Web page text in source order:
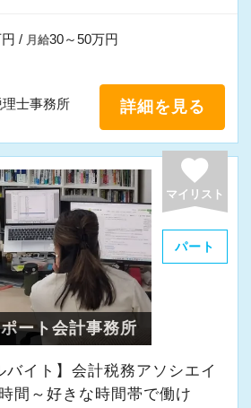
/ 月給30～50万円
士事務所 詳細を見る
favorite
マイリスト
パート
ート会計事務所
バイト】会計税務アソシエイ
間～好きな時間帯で働け